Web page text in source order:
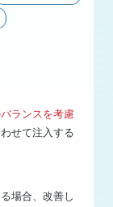
ランスを考慮
せて注入する
場合、改善し